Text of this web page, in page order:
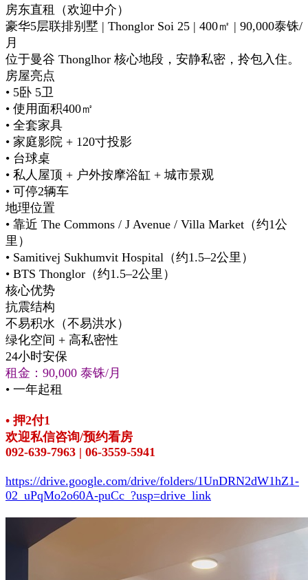
房东直租（欢迎中介）
豪华5层联排别墅 | Thonglor Soi 25 | 400㎡ | 90,000泰铢/
月
位于曼谷 Thonglhor 核心地段，安静私密，拎包入住。
房屋亮点
• 5卧 5卫
• 使用面积400㎡
• 全套家具
• 家庭影院 + 120寸投影
• 台球桌
• 私人屋顶 + 户外按摩浴缸 + 城市景观
• 可停2辆车
地理位置
• 靠近 The Commons / J Avenue / Villa Market（约1公
里）
• Samitivej Sukhumvit Hospital（约1.5–2公里）
• BTS Thonglor（约1.5–2公里）
核心优势
抗震结构
不易积水（不易洪水）
绿化空间 + 高私密性
24小时安保
租金：90,000 泰铢/月
• 一年起租
• 押2付1
欢迎私信咨询/预约看房
092-639-7963 | 06-3559-5941
https://drive.google.com/drive/folders/1UnDRN2dW1hZ1-
02_uPqMo2o60A-puCc_?usp=drive_link